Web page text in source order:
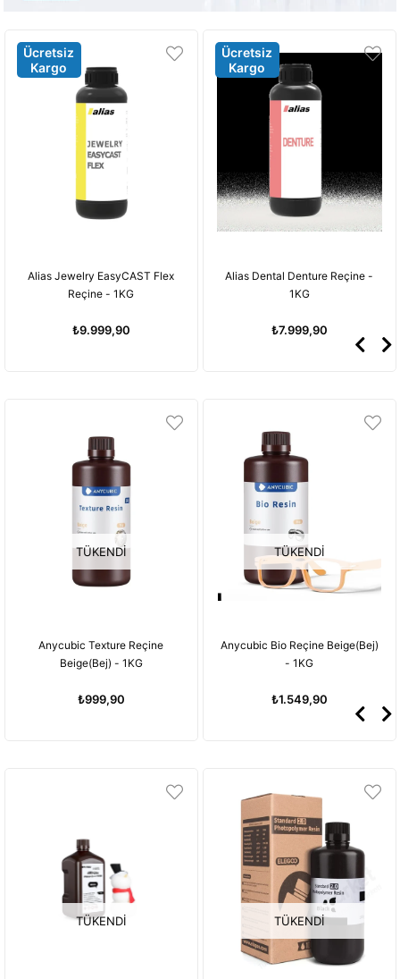
Alias Dental Denture Reçine -
₺7.999,90
Ücretsiz
Kargo
Alias Dental Surgical
Reçine - 1KG
₺7.999,90
Ücretsiz
Kargo
TÜKENDI
Anycubic Bio Reçine Beige(Bej)
- 1KG
₺1.549,90
TÜKENDI
Anycubic DLP Craftsman
Beige(Bej) - 1KG
₺999,90
TÜKENDI TÜKENDI